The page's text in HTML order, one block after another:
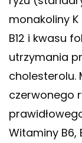
monakoliny
B12 i kwasu
utrzymania
cholesterolu.
czerwonego
Witaminy B6,